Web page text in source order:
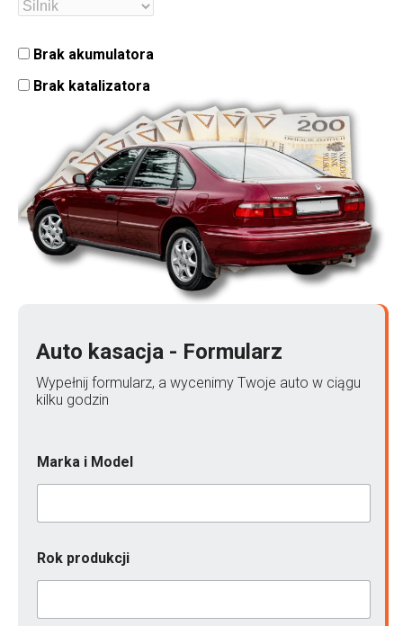
Brak akumulatora
Brak katalizatora
Auto kasacja - Formularz
Wypełnij formularz, a wycenimy Twoje auto w ciągu
kilku godzin
Marka i Model
Rok produkcji